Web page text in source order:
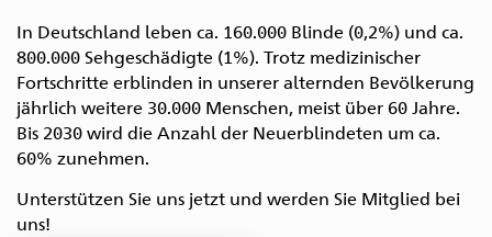
In Deutschland leben ca. 160.000 Blinde (0,2%) und ca.
800.000 Sehgeschädigte (1%). Trotz medizinischer
Fortschritte erblinden in unserer alternden Bevölkerung
jährlich weitere 30.000 Menschen, meist über 60 Jahre.
Bis 2030 wird die Anzahl der Neuerblindeten um ca.
60% zunehmen.
Unterstützen Sie uns jetzt und werden Sie Mitglied bei
uns!